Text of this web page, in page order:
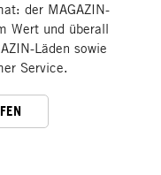
der MAGAZIN-
Wert und überall
Läden sowie
Service.